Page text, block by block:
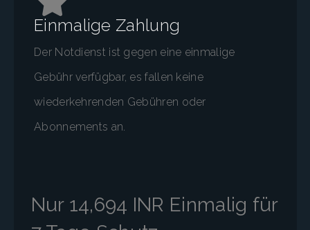
Einmalige Zahlung
Der Notdienst ist gegen eine einmalige
Gebühr verfügbar, es fallen keine
wiederkehrenden Gebühren oder
Abonnements an.
Nur 14,694 INR Einmalig für